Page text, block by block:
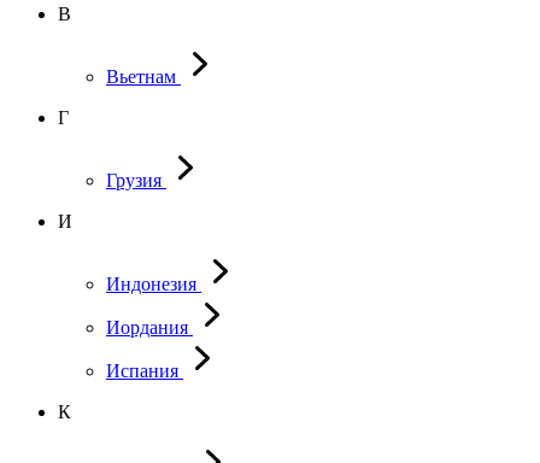
В
Вьетнам
Г
Грузия
И
Индонезия
Иордания
Испания
К